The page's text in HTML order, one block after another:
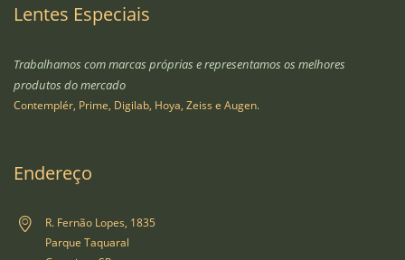
Lentes Especiais
Trabalhamos com marcas próprias e representamos os melhores
produtos do mercado
Contemplér, Prime, Digilab, Hoya, Zeiss e Augen.
Endereço
R. Fernão Lopes, 1835
Parque Taquaral